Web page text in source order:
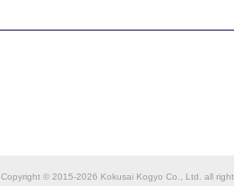
Copyright © 2015-2026 Kokusai Kogyo Co., Ltd. all